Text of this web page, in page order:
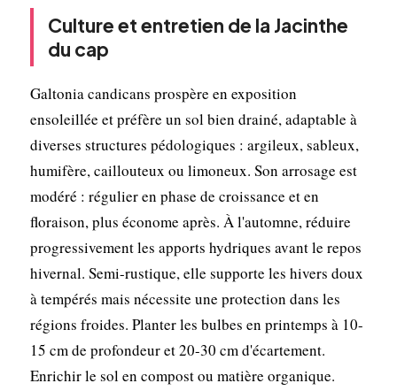
Culture et entretien de la Jacinthe
du cap
Galtonia candicans prospère en exposition
ensoleillée et préfère un sol bien drainé, adaptable à
diverses structures pédologiques : argileux, sableux,
humifère, caillouteux ou limoneux. Son arrosage est
modéré : régulier en phase de croissance et en
floraison, plus économe après. À l'automne, réduire
progressivement les apports hydriques avant le repos
hivernal. Semi-rustique, elle supporte les hivers doux
à tempérés mais nécessite une protection dans les
régions froides. Planter les bulbes en printemps à 10-
15 cm de profondeur et 20-30 cm d'écartement.
Enrichir le sol en compost ou matière organique.